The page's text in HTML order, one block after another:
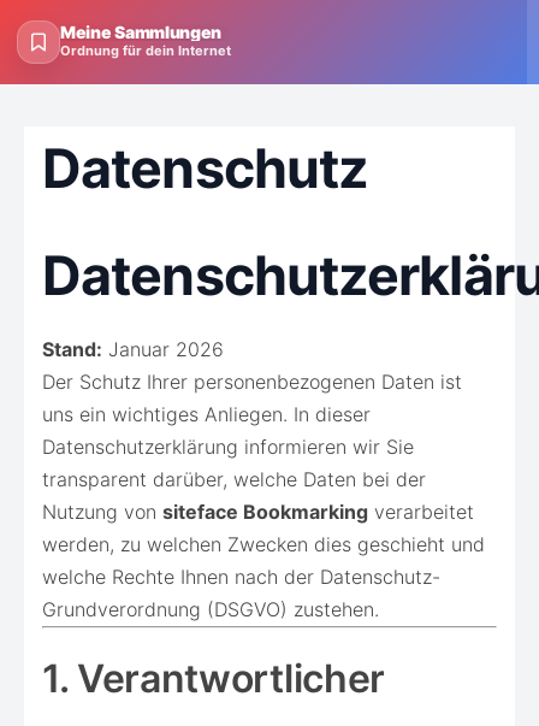
Meine Sammlungen
Ordnung für dein Internet
Datenschutz
Stand: Januar 2026
Der Schutz Ihrer personenbezogenen Daten ist
uns ein wichtiges Anliegen. In dieser
Datenschutzerklärung informieren wir Sie
transparent darüber, welche Daten bei der
Nutzung von siteface Bookmarking verarbeitet
werden, zu welchen Zwecken dies geschieht und
welche Rechte Ihnen nach der Datenschutz-
Grundverordnung (DSGVO) zustehen.
1. Verantwortlicher